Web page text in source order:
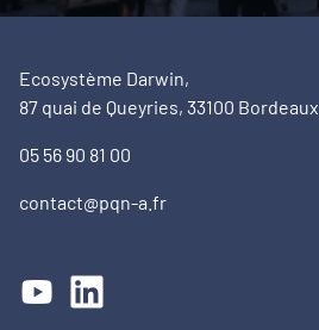
Ecosystème Darwin,
87 quai de Queyries, 33100 Bordeaux
05 56 90 81 00
contact@pqn-a.fr